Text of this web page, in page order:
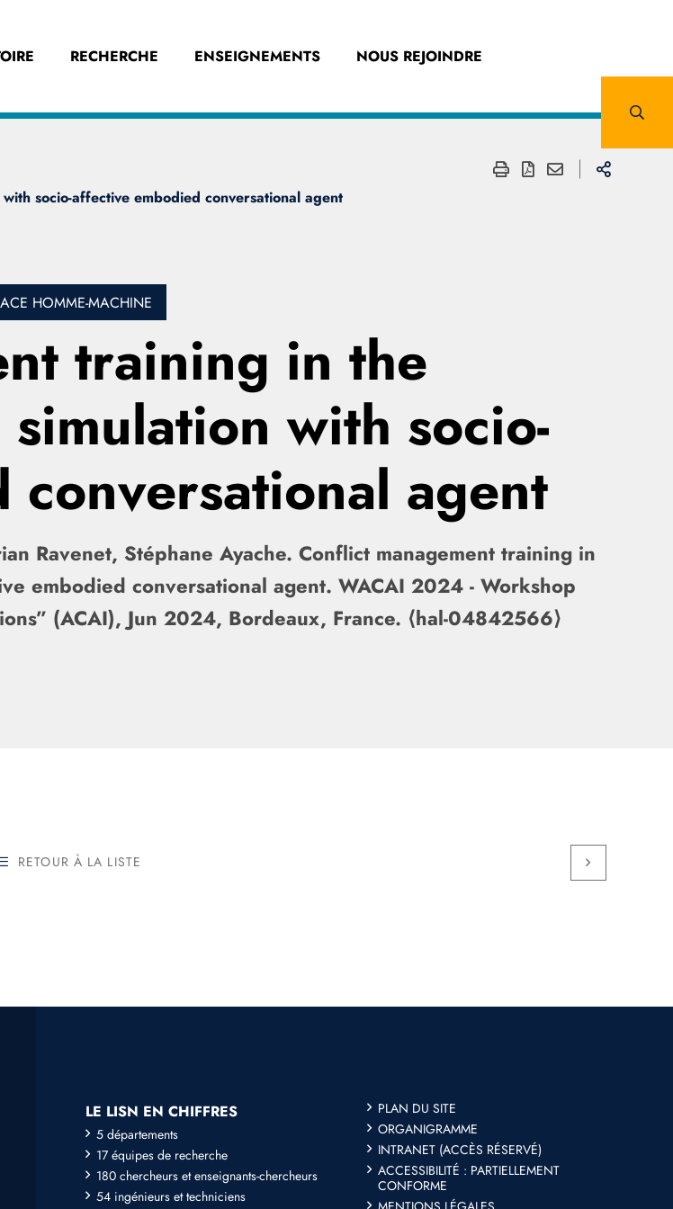
RECHERCHE ENSEIGNEMENTS NOUS REJOINDRE
socio-affective embodied conversational agent
HOMME-MACHINE
training in the
with socio-
agent
Ravenet, Stéphane Ayache. Conflict management training in
embodied conversational agent. WACAI 2024 - Workshop
(ACAI), Jun 2024, Bordeaux, France. ⟨hal-04842566⟩
RETOUR À LA LISTE
LE LISN EN CHIFFRES
5 départements
17 équipes de recherche
180 chercheurs et enseignants-chercheurs
54 ingénieurs et techniciens
PLAN DU SITE
ORGANIGRAMME
INTRANET (ACCÈS RÉSERVÉ)
ACCESSIBILITÉ : PARTIELLEMENT
CONFORME